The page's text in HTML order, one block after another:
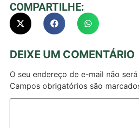
COMPARTILHE:
DEIXE UM COMENTÁRIO
O seu endereço de e-mail não
Campos obrigatórios são